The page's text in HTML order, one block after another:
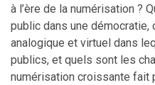
à l’ère de la numérisation ?
public dans une démocratie,
analogique et virtuel dans
publics, et quels sont les
numérisation croissante fait